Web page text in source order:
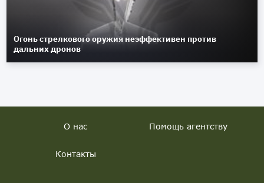
Огонь стрелкового оружия неэффективен против
дальних дронов
О нас Помощь агентству
Контакты